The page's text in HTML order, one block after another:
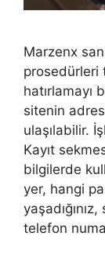
Marzenx
prosedürleri
hatırlamayı
sitenin
ulaşılabilir.
Kayıt
bilgilerde
yer, hangi
telefon